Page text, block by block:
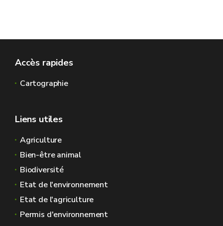
Accès rapides
Cartographie
Liens utiles
Agriculture
Bien-être animal
Biodiversité
Etat de l'environnement
Etat de l'agriculture
Permis d'environnement